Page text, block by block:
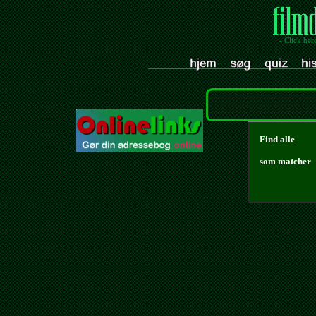
- Click
Find alle
som matcher